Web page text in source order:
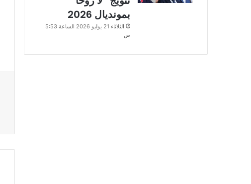
بمونديال 2026
الثلاثاء 21 يوليو 2026 الساعة 5:53
ص